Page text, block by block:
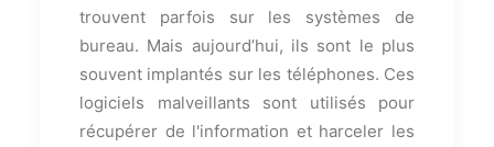
trouvent parfois sur les systèmes de
bureau. Mais aujourd’hui, ils sont le plus
souvent implantés sur les téléphones. Ces
logiciels malveillants sont utilisés pour
récupérer de l'information et harceler les